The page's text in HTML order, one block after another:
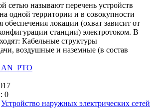
сетью называют перечень устройств
одной территории и в совокупности
обеспечения локации (охват зависит от
станции) электротоком. В
Кабельные структуры
воздушные и наземные (в состав
0
Устройство наружных электрических сетей